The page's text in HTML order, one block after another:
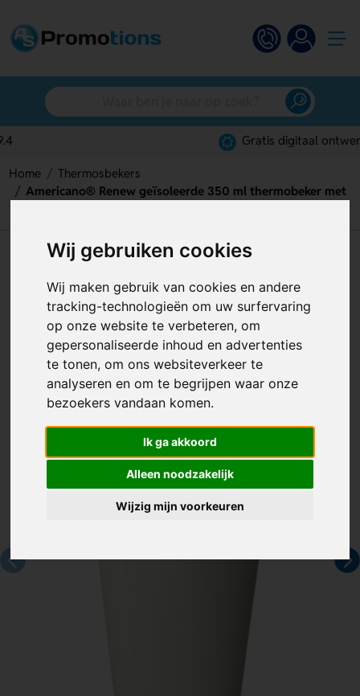
Wij gebruiken cookies
Wij maken gebruik van cookies en andere
tracking-technologieën om uw surfervaring
op onze website te verbeteren, om
gepersonaliseerde inhoud en advertenties
te tonen, om ons websiteverkeer te
analyseren en om te begrijpen waar onze
bezoekers vandaan komen.
Ik ga akkoord
Alleen noodzakelijk
Wijzig mijn voorkeuren
Gratis digitaal ontwerp
Home
Thermosbekers
Americano® Renew geïsoleerde 350 ml thermobeker met
Americano® Renew
geïsoleerde 350 ml
thermobeker met
knoeibestendig deksel
Artikelnummer:129584